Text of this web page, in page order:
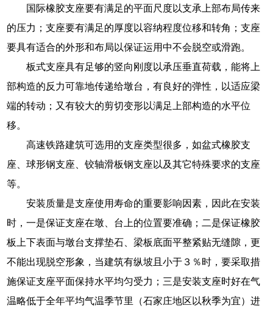
国际橡胶支座要有满足的平面尺度以支承上部布局传来
的压力；支座要有满足的厚度以容纳程度位移和转角；支座
要具有适合的外形和布局以保证运用中不会脱空或滑跑。
板式支座具有足够的竖向刚度以承压垂直荷载，能将上
部构造的反力可靠地传递给墩台，有良好的弹性，以适应梁
端的转动；又有较大的剪切变形以满足上部构造的水平位
移。
高速铁路建筑可选用的支座类型很多，如盆式橡胶支
座、球形钢支座、铰轴滑板钢支座以及其它特殊要求的支座
等。
安装质量是支座使用寿命的重要影响因素，因此在安装
时，一是保证支座在墩、台上的位置要准确；二是保证橡胶
板上下表面与墩台支撑垫石、梁板底面平整紧贴无缝隙，更
不能出现脱空形象，当建筑有纵坡且小于３％时，要采取措
施保证支座平面保持水平均匀受力；三是安装支座时好在气
温略低于全年平均气温季节里（石家庄地区以秋季为宜）进